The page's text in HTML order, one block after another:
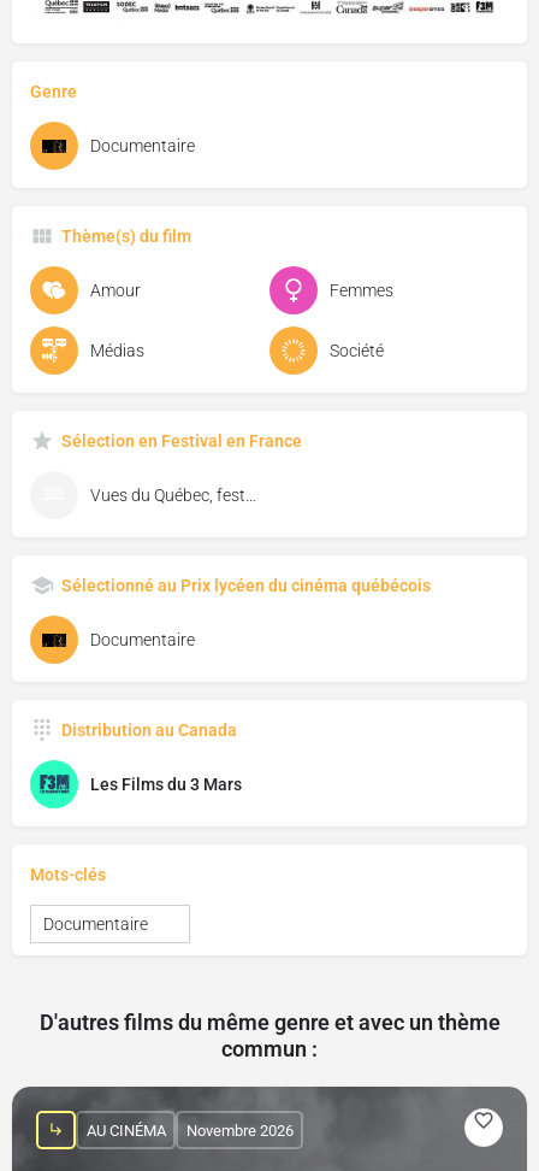
Genre
Documentaire
Thème(s) du film
Amour Femmes
Médias Société
Sélection en Festival en France
Vues du Québec, festival de cinéma de Florac
Sélectionné au Prix lycéen du cinéma québécois
Documentaire
Distribution au Canada
Les Films du 3 Mars
Mots-clés
Documentaire
D'autres films du même genre et avec un thème
commun :
AU CINÉMA Novembre 2026